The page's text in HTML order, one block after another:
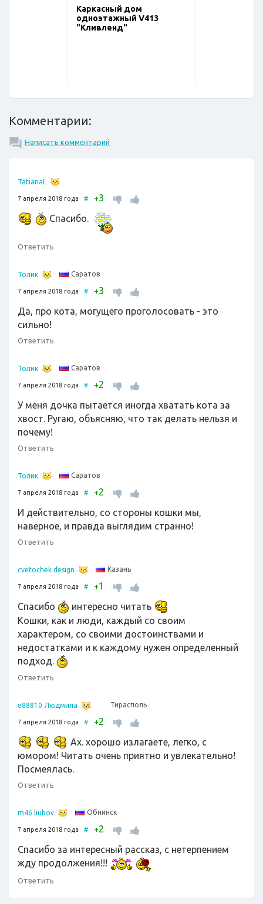
Каркасный дом
одноэтажный V413
"Кливленд"
Комментарии:
Написать комментарий
TatianaL
7 апреля 2018 года # +3
Спасибо.
Ответить
Толик Саратов
7 апреля 2018 года # +3
Да, про кота, могущего проголосовать - это
сильно!
Ответить
Толик Саратов
7 апреля 2018 года # +2
У меня дочка пытается иногда хватать кота за
хвост. Ругаю, объясняю, что так делать нельзя и
почему!
Ответить
Толик Саратов
7 апреля 2018 года # +2
И действительно, со стороны кошки мы,
наверное, и правда выглядим странно!
Ответить
cvetochek design Казань
7 апреля 2018 года # +1
Спасибо
интересно читать
Кошки, как и люди, каждый со своим
характером, со своими достоинствами и
недостатками и к каждому нужен определенный
подход.
Ответить
e88810 Людмила Тирасполь
7 апреля 2018 года # +2
Ах. хорошо излагаете, легко, с
юмором! Читать очень приятно и увлекательно!
Посмеялась.
Ответить
m46 liubov Обнинск
7 апреля 2018 года # +2
Спасибо за интересный рассказ, с нетерпением
жду продолжения!!!
Ответить